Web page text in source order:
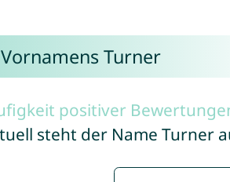
Turner
positiver
steht der Name Turner